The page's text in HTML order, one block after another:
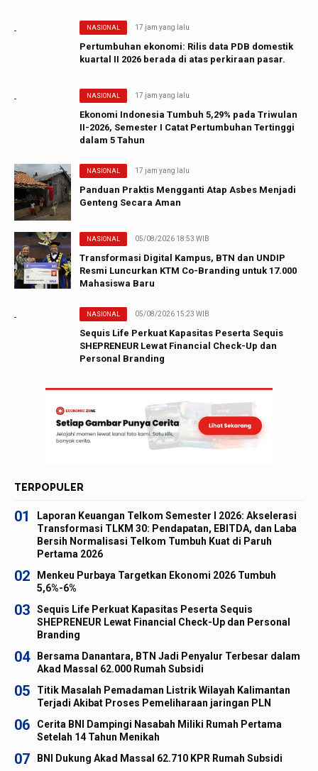
NASIONAL 17 jam yang lalu
Pertumbuhan ekonomi: Rilis data PDB domestik
kuartal II 2026 berada di atas perkiraan pasar.
NASIONAL 17 jam yang lalu
Ekonomi Indonesia Tumbuh 5,29% pada Triwulan
II-2026, Semester I Catat Pertumbuhan Tertinggi
dalam 5 Tahun
NASIONAL 17 jam yang lalu
Panduan Praktis Mengganti Atap Asbes Menjadi
Genteng Secara Aman
NASIONAL 05/08/2026 18:53 WIB
Transformasi Digital Kampus, BTN dan UNDIP
Resmi Luncurkan KTM Co-Branding untuk 17.000
Mahasiswa Baru
NASIONAL 05/08/2026 15:23 WIB
Sequis Life Perkuat Kapasitas Peserta Sequis
SHEPRENEUR Lewat Financial Check-Up dan
Personal Branding
TERPOPULER
01
Laporan Keuangan Telkom Semester I 2026: Akselerasi
Transformasi TLKM 30: Pendapatan, EBITDA, dan Laba
Bersih Normalisasi Telkom Tumbuh Kuat di Paruh
Pertama 2026
02
Menkeu Purbaya Targetkan Ekonomi 2026 Tumbuh
5,6%-6%
03
Sequis Life Perkuat Kapasitas Peserta Sequis
SHEPRENEUR Lewat Financial Check-Up dan Personal
Branding
04
Bersama Danantara, BTN Jadi Penyalur Terbesar dalam
Akad Massal 62.000 Rumah Subsidi
05
Titik Masalah Pemadaman Listrik Wilayah Kalimantan
Terjadi Akibat Proses Pemeliharaan jaringan PLN
06
Cerita BNI Dampingi Nasabah Miliki Rumah Pertama
Setelah 14 Tahun Menikah
07 BNI Dukung Akad Massal 62.710 KPR Rumah Subsidi